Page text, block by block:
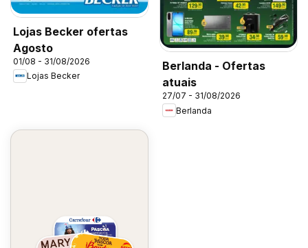
Lojas Becker ofertas
Agosto
01/08 - 31/08/2026
Lojas Becker
Berlanda - Ofertas
atuais
27/07 - 31/08/2026
Berlanda